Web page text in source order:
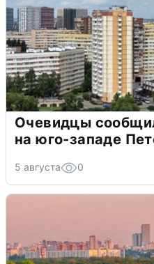
Очевидцы
на юго-западе
5 августа 0